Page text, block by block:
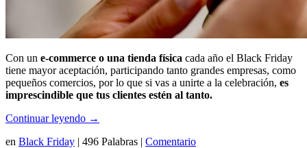
Con un e-commerce o una tienda física cada año el Black Friday
tiene mayor aceptación, participando tanto grandes empresas, como
pequeños comercios, por lo que si vas a unirte a la celebración, es
imprescindible que tus clientes estén al tanto.
Continuar leyendo →
en Black Friday | 496 Palabras | Comentario